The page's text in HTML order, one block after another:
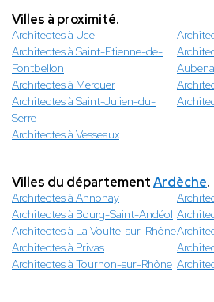
Villes à proximité.
Architectes à Ucel
Architectes à Saint-Etienne-de-
Fontbellon
Architectes à Mercuer
Architectes à Saint-Julien-du-
Serre
Architectes à Vesseaux
Villes du départementArdèche.
Architectes à Annonay
Architectes à Bourg-Saint-Andéol
Architectes à La Voulte-sur-Rhône
Architectes à Privas
Architectes à Tournon-sur-Rhône